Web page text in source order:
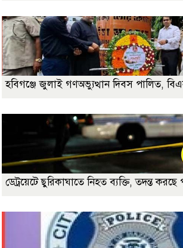
হবিগঞ্জে জুলাই গণঅভ্যুত্থান দিবস পালিত,
ডেট্রয়েটে ছুরিকাঘাতে নিহত ব্যক্তি, তদন্ত